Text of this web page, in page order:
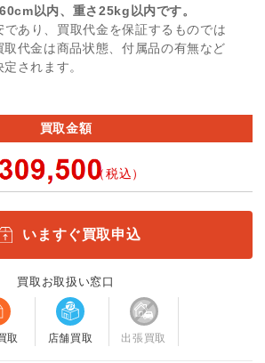
以内、重さ25kg以内です。
あり、買取代金を保証するものでは
取代金は商品状態、付属品の有無など
されます。
買取金額
（税込）
いますぐ買取申込
買取お取扱い窓口
取 店舗買取 出張買取